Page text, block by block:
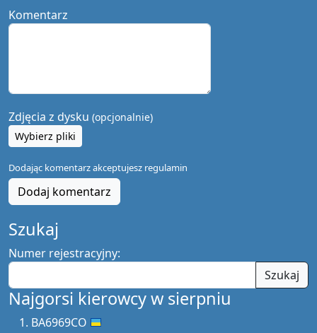
Komentarz
Zdjęcia z dysku (opcjonalnie)
Wybierz pliki
Dodając komentarz akceptujesz regulamin
Dodaj komentarz
Szukaj
Numer rejestracyjny:
Szukaj
Najgorsi kierowcy w sierpniu
BA6969CO